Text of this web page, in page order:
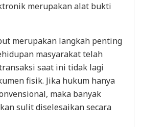
merupakan alat bukti
merupakan langkah penting
masyarakat telah
saat ini tidak lagi
fisik. Jika hukum hanya
maka banyak
sulit diselesaikan secara